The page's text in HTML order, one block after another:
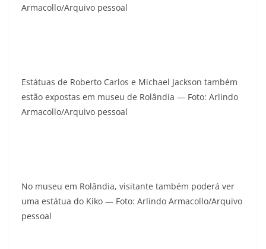
Armacollo/Arquivo pessoal
Estátuas de Roberto Carlos e Michael Jackson também
estão expostas em museu de Rolândia — Foto: Arlindo
Armacollo/Arquivo pessoal
No museu em Rolândia, visitante também poderá ver
uma estátua do Kiko — Foto: Arlindo Armacollo/Arquivo
pessoal